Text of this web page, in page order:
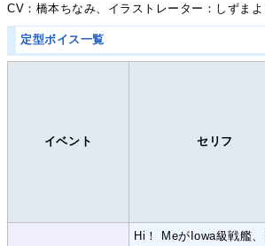
CV：橋本ちなみ、イラストレーター：しずまよ
定型ボイス一覧
イベント セリフ
Hi！ MeがIowa級戦艦